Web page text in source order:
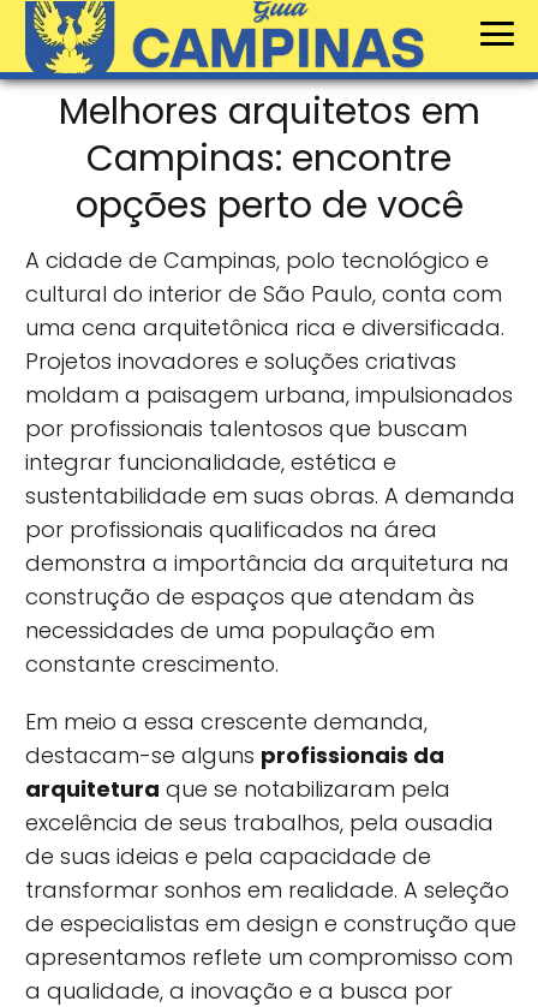
Melhores arquitetos em
Campinas: encontre
opções perto de você
A cidade de Campinas, polo tecnológico e
cultural do interior de São Paulo, conta com
uma cena arquitetônica rica e diversificada.
Projetos inovadores e soluções criativas
moldam a paisagem urbana, impulsionados
por profissionais talentosos que buscam
integrar funcionalidade, estética e
sustentabilidade em suas obras. A demanda
por profissionais qualificados na área
demonstra a importância da arquitetura na
construção de espaços que atendam às
necessidades de uma população em
constante crescimento.
Em meio a essa crescente demanda,
destacam-se alguns profissionais da
arquitetura que se notabilizaram pela
excelência de seus trabalhos, pela ousadia
de suas ideias e pela capacidade de
transformar sonhos em realidade. A seleção
de especialistas em design e construção que
apresentamos reflete um compromisso com
a qualidade, a inovação e a busca por